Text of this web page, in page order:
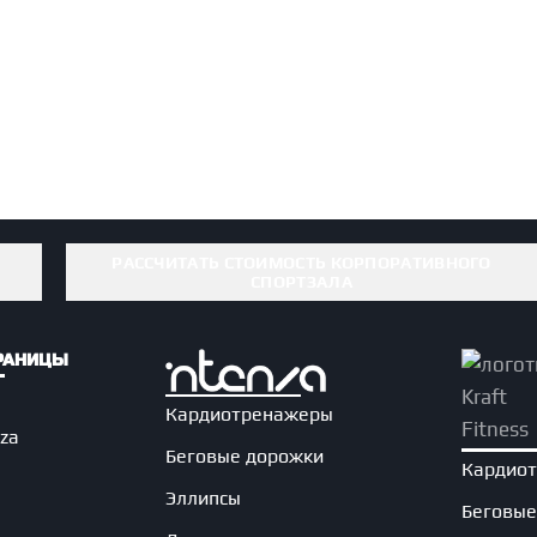
Кардиотренажеры
Беговые дорожки
Эллипсы